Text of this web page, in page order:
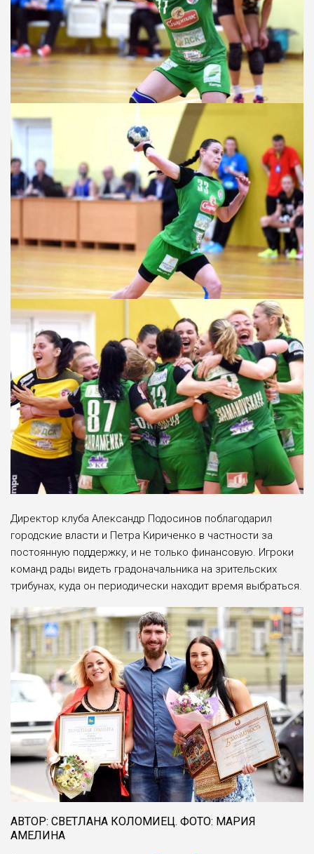
Директор клуба Александр Подосинов поблагодарил
городские власти и Петра Кириченко в частности за
постоянную поддержку, и не только финансовую. Игроки
команд рады видеть градоначальника на зрительских
трибунах, куда он периодически находит время выбраться.
АВТОР: СВЕТЛАНА КОЛОМИЕЦ. ФОТО: МАРИЯ
АМЕЛИНА